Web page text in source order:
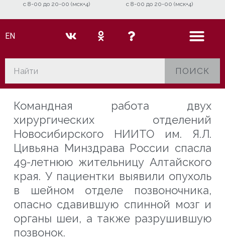
c 8-00 до 20-00 (мск+4) c 8-00 до 20-00 (мск+4)
EN
ПОИСК
Командная работа двух
хирургических отделений
Новосибирского НИИТО им. Я.Л.
Цивьяна Минздрава России спасла
49-летнюю жительницу Алтайского
края. У пациентки выявили опухоль
в шейном отделе позвоночника,
опасно сдавившую спинной мозг и
органы шеи, а также разрушившую
позвонок.